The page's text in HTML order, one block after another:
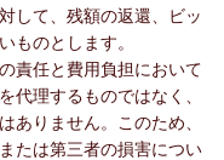
して、残額の返還、ビッ
ものとします。
責任と費用負担において
代理するものではなく、
ありません。このため、
たは第三者の損害につい